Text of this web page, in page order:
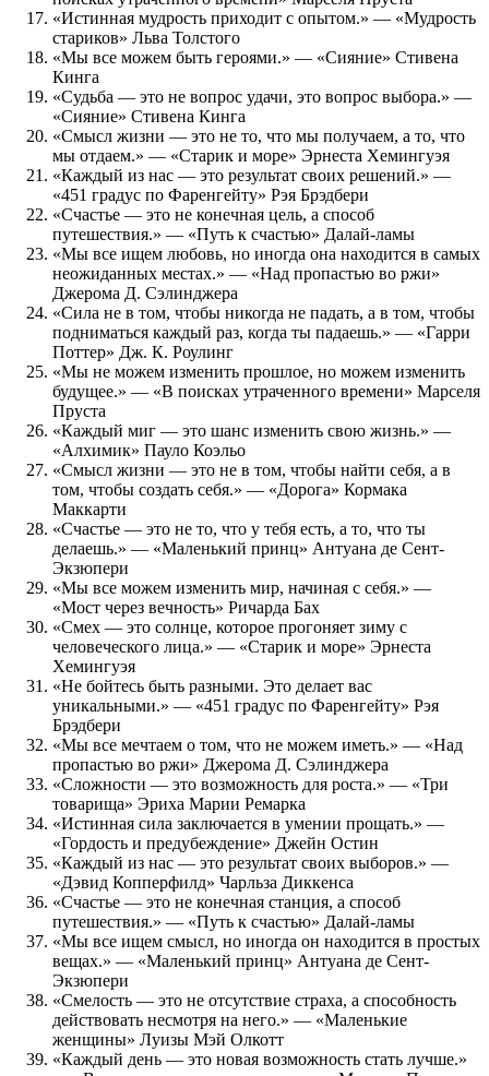
«Истинная мудрость приходит с опытом.» — «Мудрость
стариков» Льва Толстого
«Мы все можем быть героями.» — «Сияние» Стивена
Кинга
«Судьба — это не вопрос удачи, это вопрос выбора.» —
«Сияние» Стивена Кинга
«Смысл жизни — это не то, что мы получаем, а то, что
мы отдаем.» — «Старик и море» Эрнеста Хемингуэя
«Каждый из нас — это результат своих решений.» —
«451 градус по Фаренгейту» Рэя Брэдбери
«Счастье — это не конечная цель, а способ
путешествия.» — «Путь к счастью» Далай-ламы
«Мы все ищем любовь, но иногда она находится в самых
неожиданных местах.» — «Над пропастью во ржи»
Джерома Д. Сэлинджера
«Сила не в том, чтобы никогда не падать, а в том, чтобы
подниматься каждый раз, когда ты падаешь.» — «Гарри
Поттер» Дж. К. Роулинг
«Мы не можем изменить прошлое, но можем изменить
будущее.» — «В поисках утраченного времени» Марселя
Пруста
«Каждый миг — это шанс изменить свою жизнь.» —
«Алхимик» Пауло Коэльо
«Смысл жизни — это не в том, чтобы найти себя, а в
том, чтобы создать себя.» — «Дорога» Кормака
Маккарти
«Счастье — это не то, что у тебя есть, а то, что ты
делаешь.» — «Маленький принц» Антуана де Сент-
Экзюпери
«Мы все можем изменить мир, начиная с себя.» —
«Мост через вечность» Ричарда Бах
«Смех — это солнце, которое прогоняет зиму с
человеческого лица.» — «Старик и море» Эрнеста
Хемингуэя
«Не бойтесь быть разными. Это делает вас
уникальными.» — «451 градус по Фаренгейту» Рэя
Брэдбери
«Мы все мечтаем о том, что не можем иметь.» — «Над
пропастью во ржи» Джерома Д. Сэлинджера
«Сложности — это возможность для роста.» — «Три
товарища» Эриха Марии Ремарка
«Истинная сила заключается в умении прощать.» —
«Гордость и предубеждение» Джейн Остин
«Каждый из нас — это результат своих выборов.» —
«Дэвид Копперфилд» Чарльза Диккенса
«Счастье — это не конечная станция, а способ
путешествия.» — «Путь к счастью» Далай-ламы
«Мы все ищем смысл, но иногда он находится в простых
вещах.» — «Маленький принц» Антуана де Сент-
Экзюпери
«Смелость — это не отсутствие страха, а способность
действовать несмотря на него.» — «Маленькие
женщины» Луизы Мэй Олкотт
«Каждый день — это новая возможность стать лучше.»